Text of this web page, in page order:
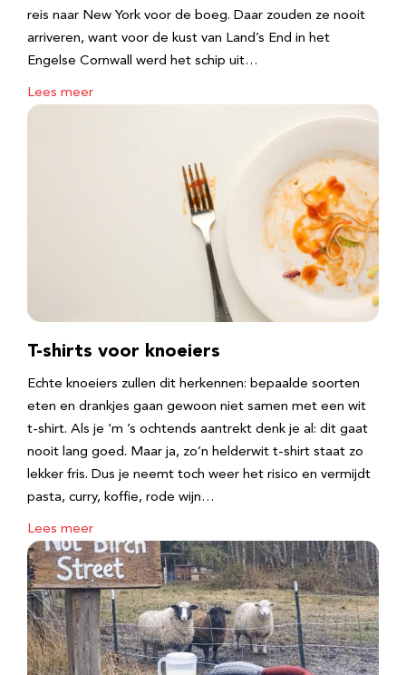
reis naar New York voor de boeg. Daar zouden ze nooit
arriveren, want voor de kust van Land’s End in het
Engelse Cornwall werd het schip uit…
Lees meer
T-shirts voor knoeiers
Echte knoeiers zullen dit herkennen: bepaalde soorten
eten en drankjes gaan gewoon niet samen met een wit
t-shirt. Als je ‘m ’s ochtends aantrekt denk je al: dit gaat
nooit lang goed. Maar ja, zo’n helderwit t-shirt staat zo
lekker fris. Dus je neemt toch weer het risico en vermijdt
pasta, curry, koffie, rode wijn…
Lees meer